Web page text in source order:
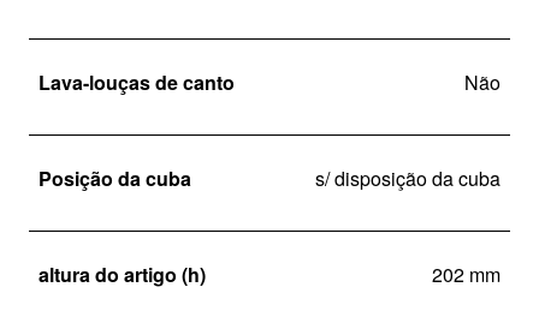
Lava-louças de canto Não
Posição da cuba s/ disposição da cuba
altura do artigo (h) 202 mm